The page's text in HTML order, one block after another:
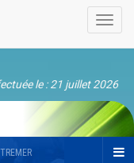
le : 21 juillet 2026